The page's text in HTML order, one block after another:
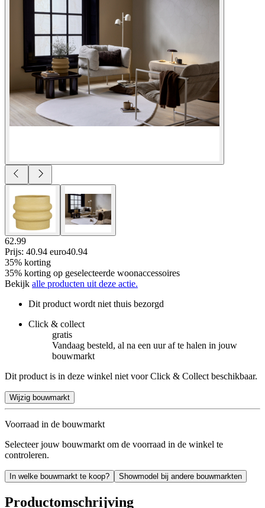
62.99
Prijs: 40.94 euro40.94
35% korting
35% korting op geselecteerde woonaccessoires
Bekijk alle producten uit deze actie.
Dit product wordt niet thuis bezorgd
Click & collect
gratis
Vandaag besteld, al na een uur af te halen in jouw
bouwmarkt
Dit product is in deze winkel niet voor Click & Collect beschikbaar.
Wijzig bouwmarkt
Voorraad in de bouwmarkt
Selecteer jouw bouwmarkt om de voorraad in de winkel te
controleren.
In welke bouwmarkt te koop? Showmodel bij andere bouwmarkten
Productomschrijving